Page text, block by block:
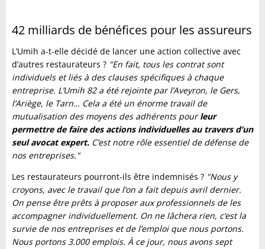
42 milliards de bénéfices pour les assureurs
L’Umih a-t-elle décidé de lancer une action collective avec
d’autres restaurateurs ? "En fait, tous les contrat sont
individuels et liés à des clauses spécifiques à chaque
entreprise. L’Umih 82 a été rejointe par l’Aveyron, le Gers,
l’Ariège, le Tarn… Cela a été un énorme travail de
mutualisation des moyens des adhérents pourleur
permettre de faire des actions individuelles au travers d’un
seul avocat expert. C’est notre rôle essentiel de défense de
nos entreprises."
Les restaurateurs pourront-ils être indemnisés ? "Nous y
croyons, avec le travail que l’on a fait depuis avril dernier.
On pense être prêts à proposer aux professionnels de les
accompagner individuellement. On ne lâchera rien, c‘est la
survie de nos entreprises et de l’emploi que nous portons.
Nous portons 3.000 emplois. À ce jour, nous avons sept